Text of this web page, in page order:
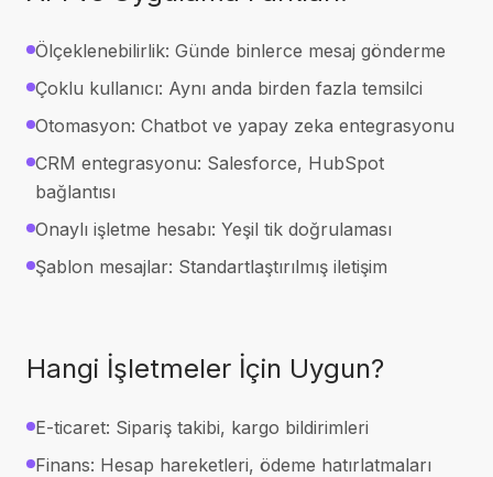
Ölçeklenebilirlik: Günde binlerce mesaj gönderme
Çoklu kullanıcı: Aynı anda birden fazla temsilci
Otomasyon: Chatbot ve yapay zeka entegrasyonu
CRM entegrasyonu: Salesforce, HubSpot
bağlantısı
Onaylı işletme hesabı: Yeşil tik doğrulaması
Şablon mesajlar: Standartlaştırılmış iletişim
Hangi İşletmeler İçin Uygun?
E-ticaret: Sipariş takibi, kargo bildirimleri
Finans: Hesap hareketleri, ödeme hatırlatmaları